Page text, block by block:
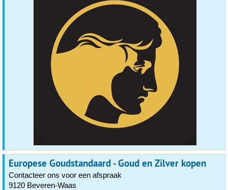
Europese Goudstandaard - Goud en Zilver kopen
Contacteer ons voor een afspraak
9120 Beveren-Waas